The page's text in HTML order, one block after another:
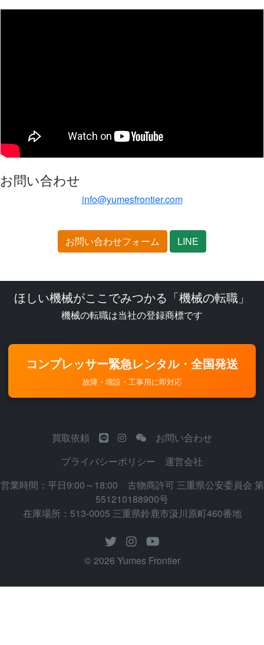
お問い合わせ
info@yumesfrontier.com
お問い合わせフォーム LINE
ほしい機械がここでみつかる「機械の転職」
機械の転職は当社の登録商標です
コンプレッサー緊急レンタル・全国発送
故障・増設・工事用に即対応
買取依頼
お問い合わせ
プライバシーポリシー
運営会社
営業時間：平日9:00～18:00 古物商許可 三重県公安委員会 第
551210188900号
在庫場所：513-0005 三重県鈴鹿市汲川原町460番地
© 2026 Yumes Frontier